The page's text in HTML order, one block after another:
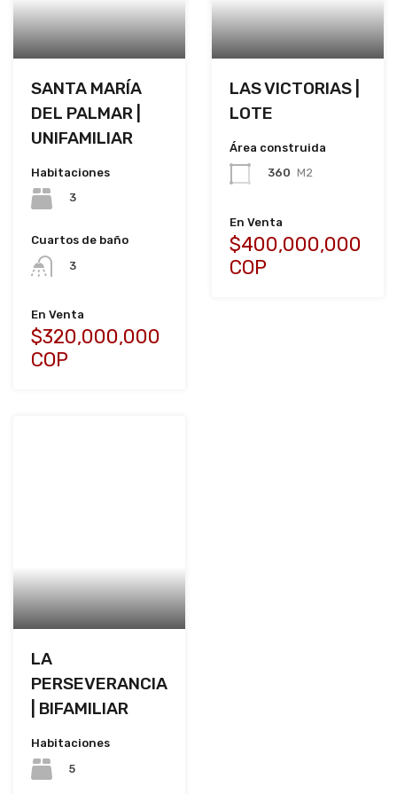
SANTA MARÍA
DEL PALMAR |
UNIFAMILIAR
Habitaciones
3
Cuartos de baño
3
En Venta
$320,000,000
COP
LAS VICTORIAS |
LOTE
Área construida
360 M2
En Venta
$400,000,000
COP
LA
PERSEVERANCIA
| BIFAMILIAR
Habitaciones
5